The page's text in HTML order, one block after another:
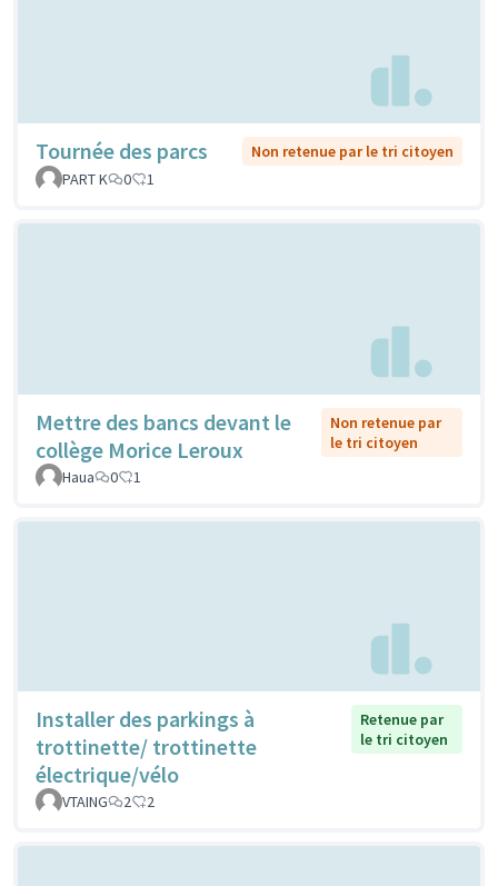
Tournée des parcs
Non retenue par le tri citoyen
PART K
0 1
Mettre des bancs devant le
collège Morice Leroux
Non retenue par
le tri citoyen
Haua
0 1
Installer des parkings à
trottinette/ trottinette
électrique/vélo
Retenue par
le tri citoyen
VTAING 2 2